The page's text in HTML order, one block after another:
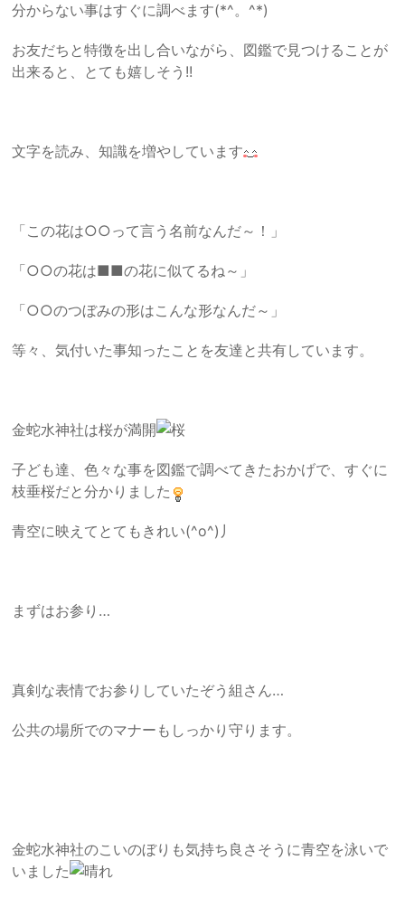
分からない事はすぐに調べます(*^。^*)
お友だちと特徴を出し合いながら、図鑑で見つけることが
出来ると、とても嬉しそう!!
文字を読み、知識を増やしています
「この花は○○って言う名前なんだ～！」
「○○の花は■■の花に似てるね～」
「○○のつぼみの形はこんな形なんだ～」
等々、気付いた事知ったことを友達と共有しています。
金蛇水神社は桜が満開
子ども達、色々な事を図鑑で調べてきたおかげで、すぐに
枝垂桜だと分かりました
青空に映えてとてもきれい(^o^)丿
まずはお参り…
真剣な表情でお参りしていたぞう組さん…
公共の場所でのマナーもしっかり守ります。
金蛇水神社のこいのぼりも気持ち良さそうに青空を泳いで
いました